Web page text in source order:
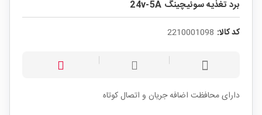
برد تغذیه سوئیچینگ 24v-5A
کد کالا: 2210001098
دارای محافظت اضافه جریان و اتصال کوتاه